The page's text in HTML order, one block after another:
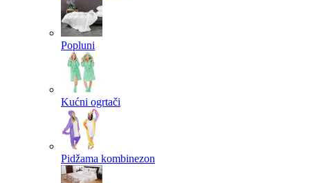
Popluni
Kućni ogrtači
Pidžama kombinezon